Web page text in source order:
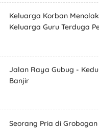
Keluarga Korban
Keluarga Guru Terduga
Jalan Raya Gubug -
Banjir
Seorang Pria di